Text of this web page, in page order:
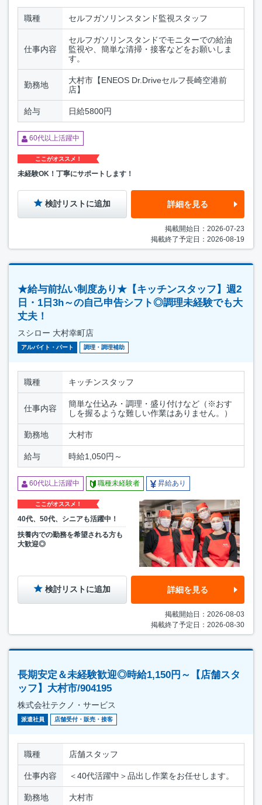
職種 セルフガソリンスタンド監視スタッフ
仕事内容
セルフガソリンスタンドでモニターでの給油
監視や、簡単な清掃・接客などをお願いしま
す。
勤務地
大村市【ENEOS Dr.Driveセルフ長崎空港前
店】
給与 日給5800円
60代以上活躍中
ここがオススメ！
未経験OK！丁寧にサポートします！
検討リストに追加 詳細を見る
掲載開始日：2026-07-23
掲載終了予定日：2026-08-19
★給与前払い制度あり★【キッチンスタッフ】週2
日・1日3h～の自己申告シフト◎調理未経験でも大
丈夫！
スシロー 大村幸町店
アルバイト・パート 調理・調理補助
職種 キッチンスタッフ
仕事内容
簡単な仕込み・調理・盛り付けなど（※おす
しを握るような難しい作業はありません。）
勤務地 大村市
給与 時給1,050円～
60代以上活躍中 職種未経験者 昇給あり
ここがオススメ！
40代、50代、シニアも活躍中！
扶養内での勤務を希望される方も
大歓迎◎
検討リストに追加 詳細を見る
掲載開始日：2026-08-03
掲載終了予定日：2026-08-30
長期安定＆未経験歓迎◎時給1,150円～【店舗スタ
ッフ】大村市/904195
株式会社テクノ・サービス
派遣社員 店舗受付・販売・接客
職種 店舗スタッフ
仕事内容 ＜40代活躍中＞品出し作業をお任せします。
勤務地 大村市